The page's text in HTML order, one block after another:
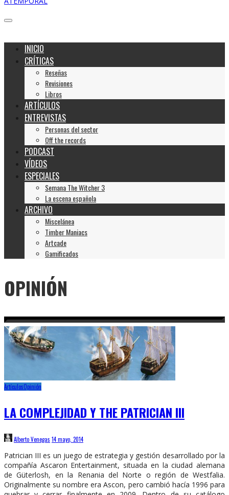
INICIO
CRÍTICAS
Reseñas
Revisiones
Libros
ARTÍCULOS
ENTREVISTAS
Personas del sector
Off the records
PODCAST
VÍDEOS
ESPECIALES
Semana The Witcher 3
La escena española
ARCHIVO
Miscelánea
Timber Maniacs
Artcade
Gamificados
OPINIÓN
ArtículosOpinión
LA COMPLEJIDAD Y THE PATRICIAN III
Alberto Venegas 14 mayo, 2014
Patrician III es un juego de estrategia y gestión desarrollado por la
compañía Ascaron Entertainment, situada en la ciudad alemana
de Güterlosh, en la Renania del Norte o región de Westfalia.
Originalmente su nombre era Ascon, pero cambió hacía 1996 para